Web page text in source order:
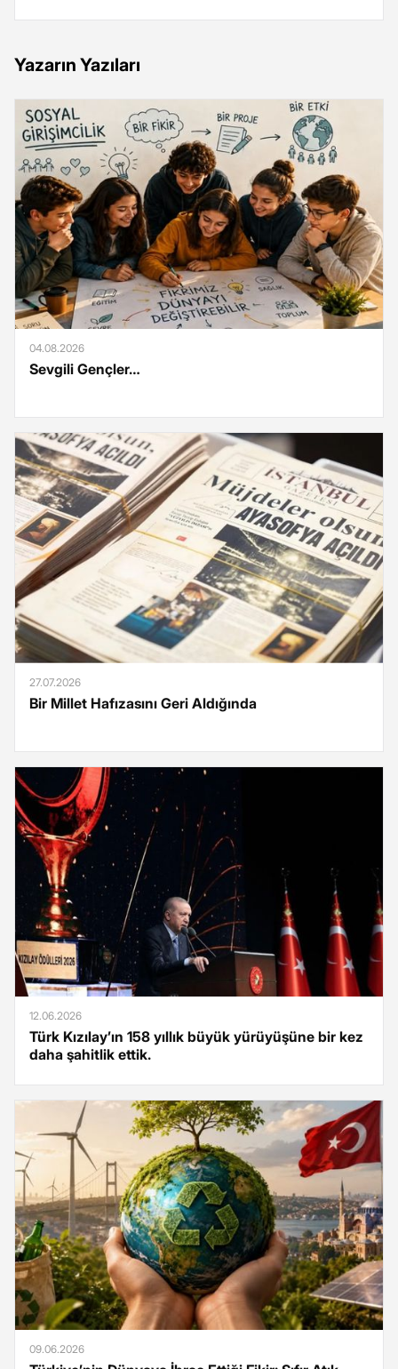
Yazarın Yazıları
04.08.2026
Sevgili Gençler…
27.07.2026
Bir Millet Hafızasını Geri Aldığında
12.06.2026
Türk Kızılay’ın 158 yıllık büyük yürüyüşüne bir kez
daha şahitlik ettik.
09.06.2026